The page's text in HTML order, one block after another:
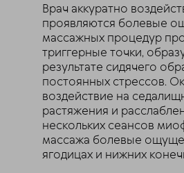
Врач аккуратно
проявляются болевые
массажных процедур
триггерные точки,
результате сидячего
постоянных стрессов.
воздействие на
растяжения и
нескольких сеансов
массажа болевые
ягодицах и нижних